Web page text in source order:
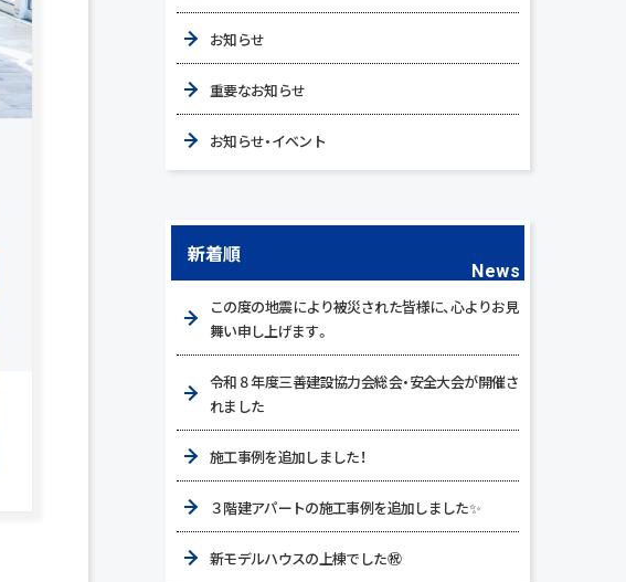
お知らせ
重要なお知らせ
お知らせ・イベント
新着順
News
この度の地震により被災された皆様に、心よりお見
舞い申し上げます。
令和８年度三善建設協力会総会・安全大会が開催さ
れました
施工事例を追加しました！
３階建アパートの施工事例を追加しました✨
新モデルハウスの上棟でした㊗